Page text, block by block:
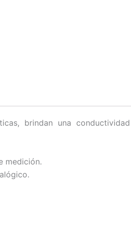
brindan una conductividad
medición.